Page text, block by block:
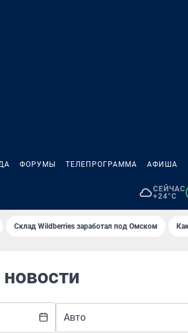
ФОРУМЫ ТЕЛЕПРОГРАММА АФИША
СЕЙЧАС
+24°C
Склад Wildberries заработал под Омском
Авто